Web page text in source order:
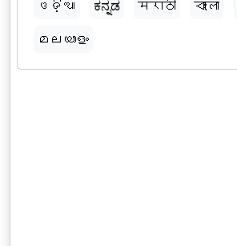
ଓଡ଼ିଆ ಕನ್ನಡ मराठी বাংলা
മലയാളം